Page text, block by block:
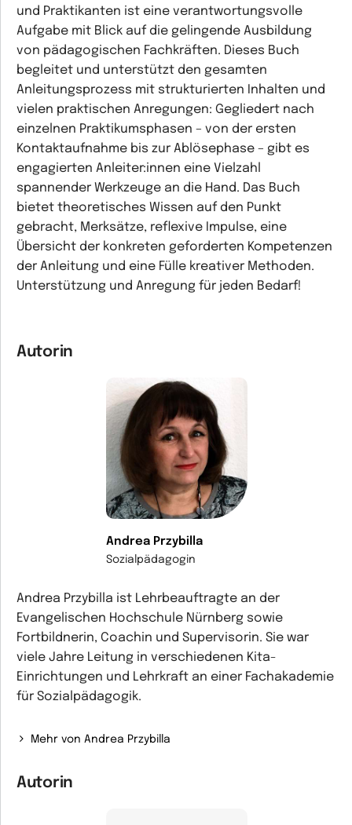
und Praktikanten ist eine verantwortungsvolle
Aufgabe mit Blick auf die gelingende Ausbildung
von pädagogischen Fachkräften. Dieses Buch
begleitet und unterstützt den gesamten
Anleitungsprozess mit strukturierten Inhalten und
vielen praktischen Anregungen: Gegliedert nach
einzelnen Praktikumsphasen – von der ersten
Kontaktaufnahme bis zur Ablösephase – gibt es
engagierten Anleiter:innen eine Vielzahl
spannender Werkzeuge an die Hand. Das Buch
bietet theoretisches Wissen auf den Punkt
gebracht, Merksätze, reflexive Impulse, eine
Übersicht der konkreten geforderten Kompetenzen
der Anleitung und eine Fülle kreativer Methoden.
Unterstützung und Anregung für jeden Bedarf!
Autorin
Andrea Przybilla
Sozialpädagogin
Andrea Przybilla ist Lehrbeauftragte an der
Evangelischen Hochschule Nürnberg sowie
Fortbildnerin, Coachin und Supervisorin. Sie war
viele Jahre Leitung in verschiedenen Kita-
Einrichtungen und Lehrkraft an einer Fachakademie
für Sozialpädagogik.
Mehr von Andrea Przybilla
Autorin